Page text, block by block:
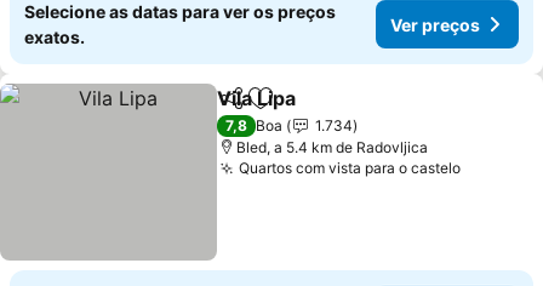
Selecione as datas para ver os preços
exatos.
Ver preços
PartilharAdicionar aos favoritos
Vila Lipa
7,8 Boa
1.734
Bled, a 5.4 km de Radovljica
Quartos com vista para o castelo